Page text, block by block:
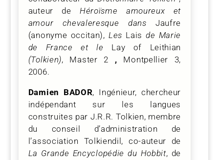
auteur deHéroïsme amoureux et
amour chevaleresque dansJaufre
(anonyme occitan), Les Laisde Marie
de France et le Lay of Leithian
(Tolkien), Master 2 , Montpellier 3,
2006.
Damien BADOR, Ingénieur, chercheur
indépendant sur les langues
construites par J.R.R. Tolkien, membre
du conseil d’administration de
l’association Tolkiendil, co-auteur de
La Grande Encyclopédie du Hobbit, de